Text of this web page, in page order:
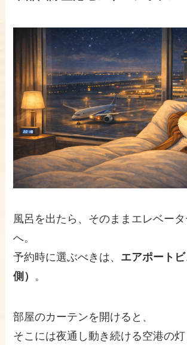
風呂を出たら、そのままエレベー
へ。
予約時に選ぶべきは、 エアポート
側） 。
部屋のカーテンを開けると、
そこには夜通し動き続ける空港の灯